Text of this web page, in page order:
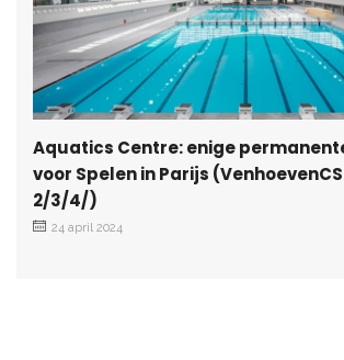
Aquatics Centre: enige
voor Spelen in Parijs
2/3/4/)
24 april 2024